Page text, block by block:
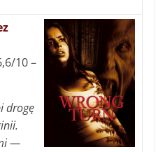
10 –
drogę
—